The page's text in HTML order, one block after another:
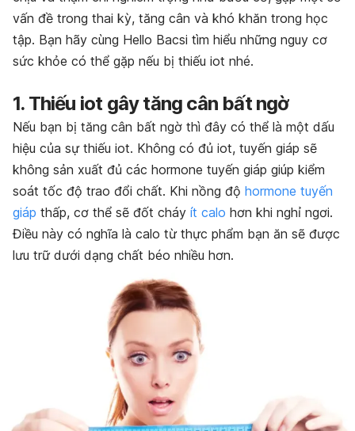
vấn đề trong thai kỳ, tăng cân và khó khăn trong học
tập. Bạn hãy cùng Hello Bacsi tìm hiểu những nguy cơ
sức khỏe có thể gặp nếu bị thiếu iot nhé.
1. Thiếu iot gây tăng cân bất ngờ
Nếu bạn bị tăng cân bất ngờ thì đây có thể là một dấu
hiệu của sự thiếu iot. Không có đủ iot, tuyến giáp sẽ
không sản xuất đủ các hormone tuyến giáp giúp kiểm
soát tốc độ trao đổi chất. Khi nồng độ hormone tuyến
giáp thấp, cơ thể sẽ đốt cháy ít calo hơn khi nghỉ ngơi.
Điều này có nghĩa là calo từ thực phẩm bạn ăn sẽ được
lưu trữ dưới dạng chất béo nhiều hơn.